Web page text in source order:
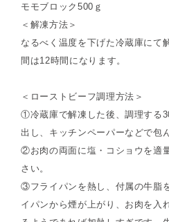
モモブロック500ｇ
＜解凍方法＞
なるべく温度を下げた冷蔵庫にて
間は12時間になります。
＜ローストビーフ調理方法＞
①冷蔵庫で解凍した後、調理する
出し、キッチンペーパーなどで包
②お肉の両面に塩・コショウを適
さい。
③フライパンを熱し、付属の牛脂
イパンから煙が上がり、お肉を入